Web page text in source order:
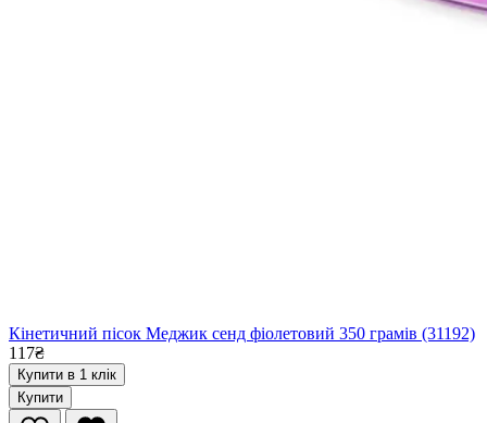
Кінетичний пісок Меджик сенд фіолетовий 350 грамів (31192)
117₴
Купити в 1 клік
Купити